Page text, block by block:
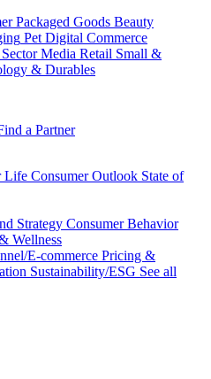
Packaged Goods Beauty
Pet Digital Commerce
Media Retail Small &
& Durables
a Partner
Life Consumer Outlook State of
Strategy Consumer Behavior
Wellness
E-commerce Pricing &
Sustainability/ESG See all